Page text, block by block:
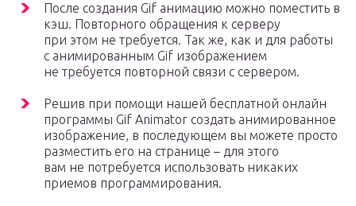
После создания Gif анимацию можно поместить в
кэш. Повторного обращения к серверу
при этом не требуется. Так же, как и для работы
с анимированным Gif изображением
не требуется повторной связи с сервером.
Решив при помощи нашей бесплатной онлайн
программы Gif Animator создать анимированное
изображение, в последующем вы можете просто
разместить его на странице – для этого
вам не потребуется использовать никаких
приемов программирования.